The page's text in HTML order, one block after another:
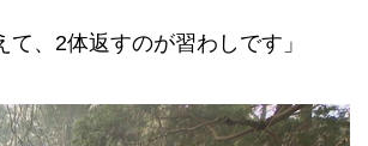
、2体返すのが習わしです」